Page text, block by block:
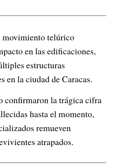
movimiento telúrico
en las edificaciones,
estructuras
en la ciudad de Caracas.
confirmaron la trágica cifra
hasta el momento,
remueven
atrapados.